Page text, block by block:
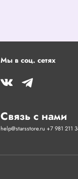
Мы в соц. сетях
Связь с нами
help@starsstore.ru +7 981 211